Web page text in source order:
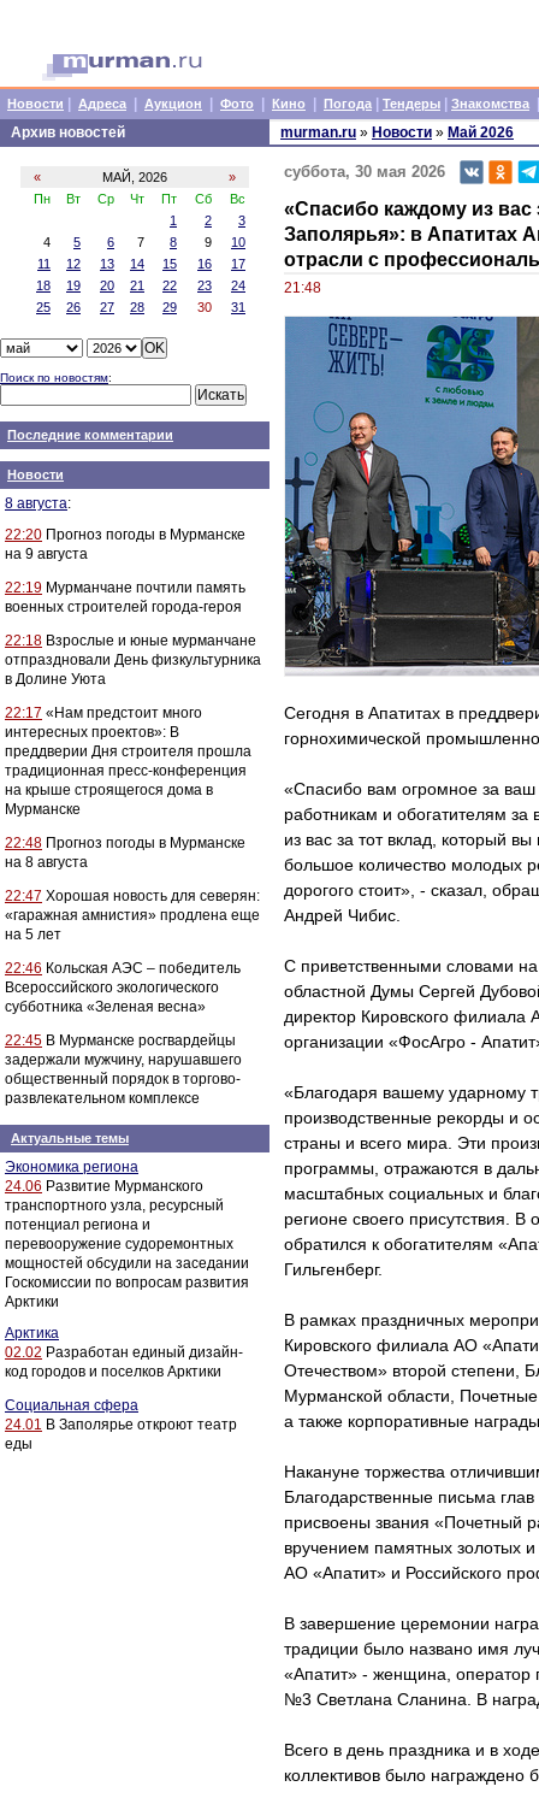
Новости Адреса Аукцион Фото Кино Погода Тендеры Знакомства
Архив новостей
« МАЙ, 2026
»
Пн
Вт Ср Чт Пт Сб
Вс
1
2
3
4
5 6 7 8 9
10
11
12 13 14 15 16
17
18
19 20 21 22 23
24
25
26 27 28 29 30 31
Поиск по новостям:
Последние комментарии
Новости
8 августа:
22:20 Прогноз погоды в Мурманске
на 9 августа
22:19 Мурманчане почтили память
военных строителей города-героя
22:18 Взрослые и юные мурманчане
отпраздновали День физкультурника
в Долине Уюта
22:17 «Нам предстоит много
интересных проектов»: В
преддверии Дня строителя прошла
традиционная пресс-конференция
на крыше строящегося дома в
Мурманске
22:48 Прогноз погоды в Мурманске
на 8 августа
22:47 Хорошая новость для северян:
«гаражная амнистия» продлена еще
на 5 лет
22:46 Кольская АЭС – победитель
Всероссийского экологического
субботника «Зеленая весна»
22:45 В Мурманске росгвардейцы
задержали мужчину, нарушавшего
общественный порядок в торгово-
развлекательном комплексе
Актуальные темы
Экономика региона
24.06 Развитие Мурманского
транспортного узла, ресурсный
потенциал региона и
перевооружение судоремонтных
мощностей обсудили на заседании
Госкомиссии по вопросам развития
Арктики
Арктика
02.02 Разработан единый дизайн-
код городов и поселков Арктики
Социальная сфера
24.01 В Заполярье откроют театр
еды
murman.ru » Новости » Май 2026
суббота, 30 мая 2026
«Спасибо каждому из вас
Заполярья»: в Апатитах
отрасли с
21:48
Сегодня в Апатитах в
горнохимической
«Спасибо вам огромное за
работникам и обогатителям
из вас за тот вклад, который
большое количество молодых
дорогого стоит», - сказал,
Андрей Чибис.
С приветственными словами
областной Думы Сергей
директор Кировского
организации «ФосАгро -
«Благодаря вашему ударному
производственные рекорды и
страны и всего мира. Эти
программы, отражаются в
масштабных социальных и
регионе своего присутствия.
обратился к обогатителям
Гильгенберг.
В рамках праздничных
Кировского филиала АО
Отечеством» второй степени,
Мурманской области,
а также корпоративные
Накануне торжества
Благодарственные письма
присвоены звания «Почетный
вручением памятных золотых
АО «Апатит» и Российского
В завершение церемонии
традиции было названо имя
«Апатит» - женщина, оператор
№3 Светлана Сланина. В
Всего в день праздника и в
коллективов было награждено